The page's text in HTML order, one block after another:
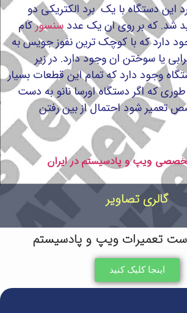
این دستگاه با یک برد الکتریکی دو
شد. که بر روی ان یک عددسنسورکام
دارد که با کوچک ترین نفوز جویس به
یا سوختن ان وجود دارد. در زیر
وجود دارد که تمام این قطعات بسیار
که اگر دستگاه اورسا نانو به دست
تعمیر شود احتمال از بین رفتن
ویپ و پادسیستم در ایران
گالری تصاویر
تعمیرات ویپ و پادسیستم
اینجا کلیک کنید